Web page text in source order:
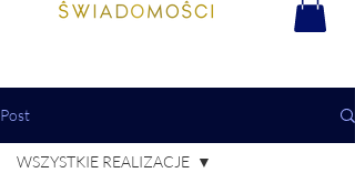
Post
WSZYSTKIE REALIZACJE